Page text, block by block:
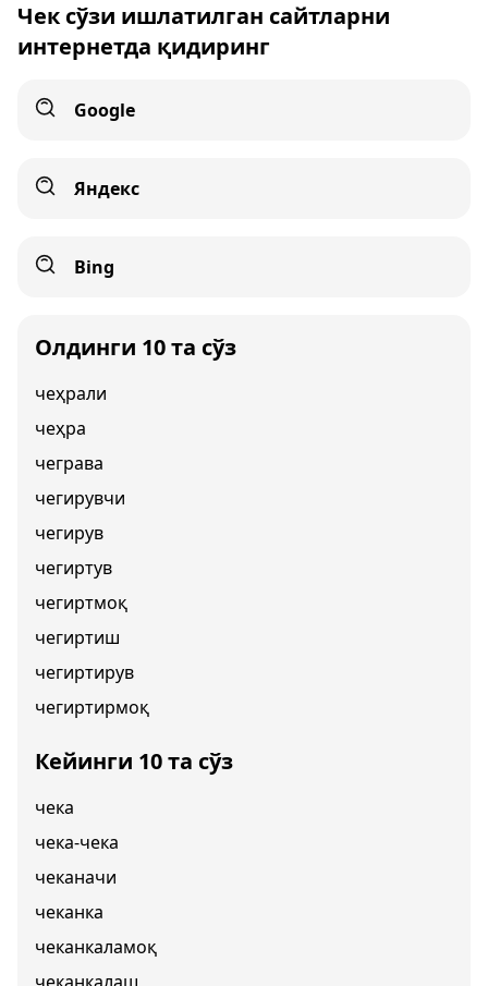
Чек сўзи ишлатилган сайтларни
интернетда қидиринг
Google
Яндекс
Bing
Олдинги 10 та сўз
чеҳрали
чеҳра
чеграва
чегирувчи
чегирув
чегиртув
чегиртмоқ
чегиртиш
чегиртирув
чегиртирмоқ
Кейинги 10 та сўз
чека
чека-чека
чеканачи
чеканка
чеканкаламоқ